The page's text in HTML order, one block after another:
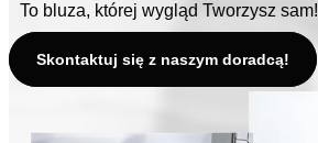
To bluza, której wygląd Tworzysz sam!
Skontaktuj się z naszym doradcą!